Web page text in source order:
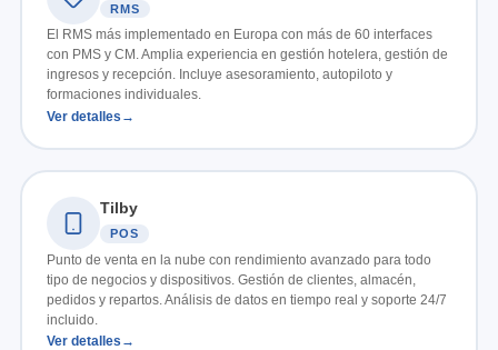
RMS
El RMS más implementado en Europa con más de 60 interfaces
con PMS y CM. Amplia experiencia en gestión hotelera, gestión de
ingresos y recepción. Incluye asesoramiento, autopiloto y
formaciones individuales.
Ver detalles
Tilby
POS
Punto de venta en la nube con rendimiento avanzado para todo
tipo de negocios y dispositivos. Gestión de clientes, almacén,
pedidos y repartos. Análisis de datos en tiempo real y soporte 24/7
incluido.
Ver detalles